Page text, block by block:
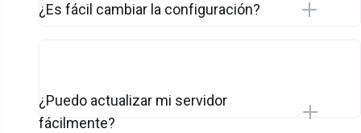
¿Es fácil cambiar la configuración?
¿Puedo actualizar mi servidor
fácilmente?